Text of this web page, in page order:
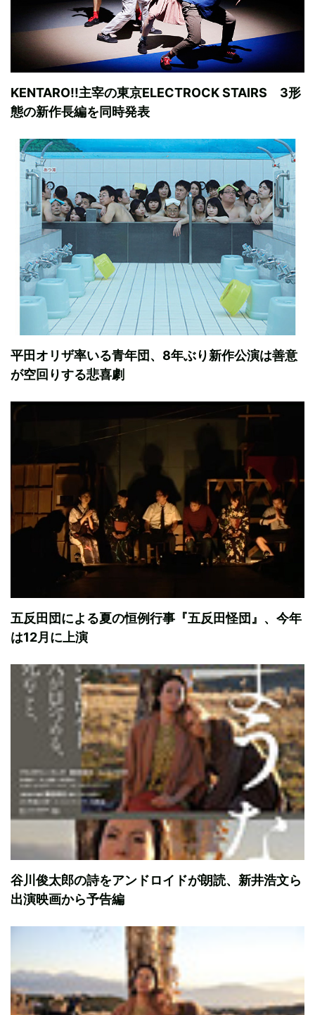
KENTARO!!主宰の東京ELECTROCK STAIRS 3形
態の新作長編を同時発表
平田オリザ率いる青年団、8年ぶり新作公演は善意
が空回りする悲喜劇
五反田団による夏の恒例行事『五反田怪団』、今年
は12月に上演
谷川俊太郎の詩をアンドロイドが朗読、新井浩文ら
出演映画から予告編